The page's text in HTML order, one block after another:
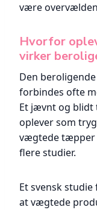
være
Hvorfor
virker
Den
forbindes ofte
Et jævnt og blidt
oplever som
vægtede tæpper
flere studier.
Et svensk studie
at vægtede